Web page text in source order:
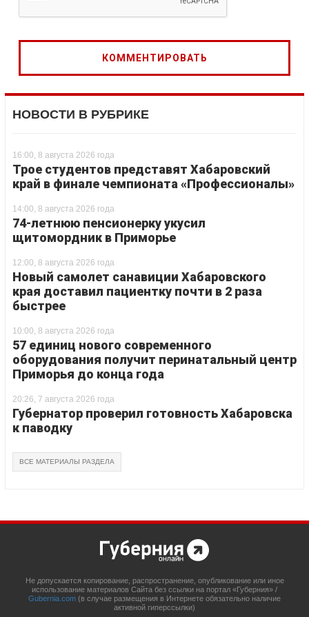
НОВОСТИ В РУБРИКЕ
16:00, 8 августа 2026 года
Трое студентов представят Хабаровский
край в финале чемпионата «Профессионалы»
14:00, 8 августа 2026 года
74-летнюю пенсионерку укусил
щитомордник в Приморье
12:00, 8 августа 2026 года
Новый самолет санавиции Хабаровского
края доставил пациентку почти в 2 раза
быстрее
10:00, 8 августа 2026 года
57 единиц нового современного
оборудования получит перинатальный центр
Приморья до конца года
20:26, 7 августа 2026 года
Губернатор проверил готовность Хабаровска
к паводку
ВСЕ МАТЕРИАЛЫ РАЗДЕЛА
Не допускается копирование, распространение, опубликование или иное
использование материалов Сайта без ссылки на портал «Губерния» /
Gubernia.com (в случае размещения в Интернете обязательно наличие
активной гиперссылки)